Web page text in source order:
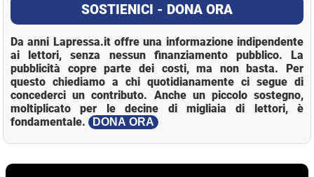
SOSTIENICI - DONA ORA
Da anni Lapressa.it offre una informazione indipendente
ai lettori, senza nessun finanziamento pubblico. La
pubblicità copre parte dei costi, ma non basta. Per
questo chiediamo a chi quotidianamente ci segue di
concederci un contributo. Anche un piccolo sostegno,
moltiplicato per le decine di migliaia di lettori, è
fondamentale.
DONA ORA